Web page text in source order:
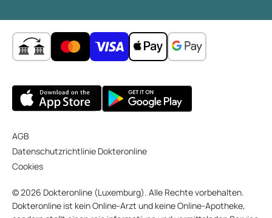
AGB
Datenschutzrichtlinie Dokteronline
Cookies
© 2026 Dokteronline (Luxemburg). Alle Rechte vorbehalten.
Dokteronline ist kein Online-Arzt und keine Online-Apotheke,